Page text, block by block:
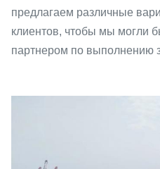
предлагаем различные
клиентов, чтобы мы могли
партнером по выполнению